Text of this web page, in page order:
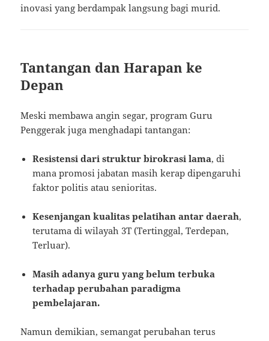
inovasi yang berdampak langsung bagi murid.
Tantangan dan Harapan ke
Depan
Meski membawa angin segar, program Guru
Penggerak juga menghadapi tantangan:
Resistensi dari struktur birokrasi lama, di
mana promosi jabatan masih kerap dipengaruhi
faktor politis atau senioritas.
Kesenjangan kualitas pelatihan antar daerah,
terutama di wilayah 3T (Tertinggal, Terdepan,
Terluar).
Masih adanya guru yang belum terbuka
terhadap perubahan paradigma
pembelajaran.
Namun demikian, semangat perubahan terus